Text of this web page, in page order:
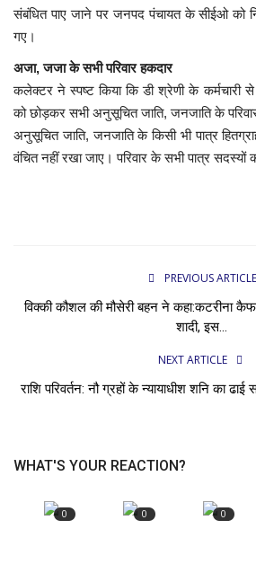
व्यापार
टेक न्यूज़
संबंधित पाए जाने पर जनपद पंचायत के सीईओ को
गए।
अजा, जजा के सभी परिवार हकदार
कलेक्टर ने स्पष्ट किया कि डी श्रेणी के
को छोड़कर सभी अनुसूचित जाति, जनजाति के परिवार
अनुसूचित जाति, जनजाति के किसी भी पात्र
वंचित नहीं रखा जाए। परिवार के सभी पात्र सदस्यों
PREVIOUS ARTICLE
विक्की कौशल की मौसेरी बहन ने कहा:कटरीना कैफ
शादी, इस...
NEXT ARTICLE
राशि परिवर्तन: नौ ग्रहों के न्यायाधीश शनि का
WHAT'S YOUR REACTION?
0 0 0